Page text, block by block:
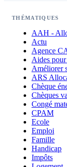
THÉMATIQUES
AAH -
Actu
Agence
Aides
Améliorer
ARS
Chèque
Chèques
Congé
CPAM
Ecole
Emploi
Famille
Handicap
Impôts